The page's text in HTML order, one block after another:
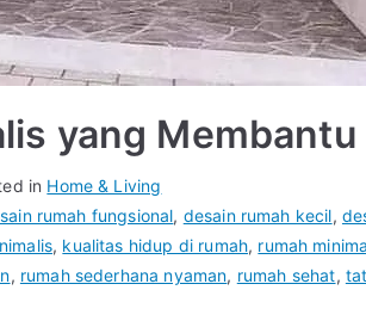
yang
in Home & Living
rumah fungsional, desain rumah kecil,
, kualitas hidup di rumah, rumah
, rumah sederhana nyaman, rumah sehat,